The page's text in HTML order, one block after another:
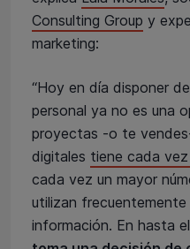
Consulting Group y
marketing:
“Hoy en día disponer
personal ya no es una
proyectas -o te
digitales tiene cada
cada vez un mayor
utilizan
información. En hasta